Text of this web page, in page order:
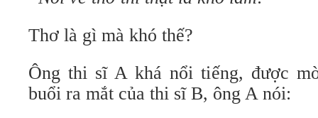
Thơ là gì mà khó thế?
Ông thi sĩ A khá nổi tiếng, được
buổi ra mắt của thi sĩ B, ông A nói: